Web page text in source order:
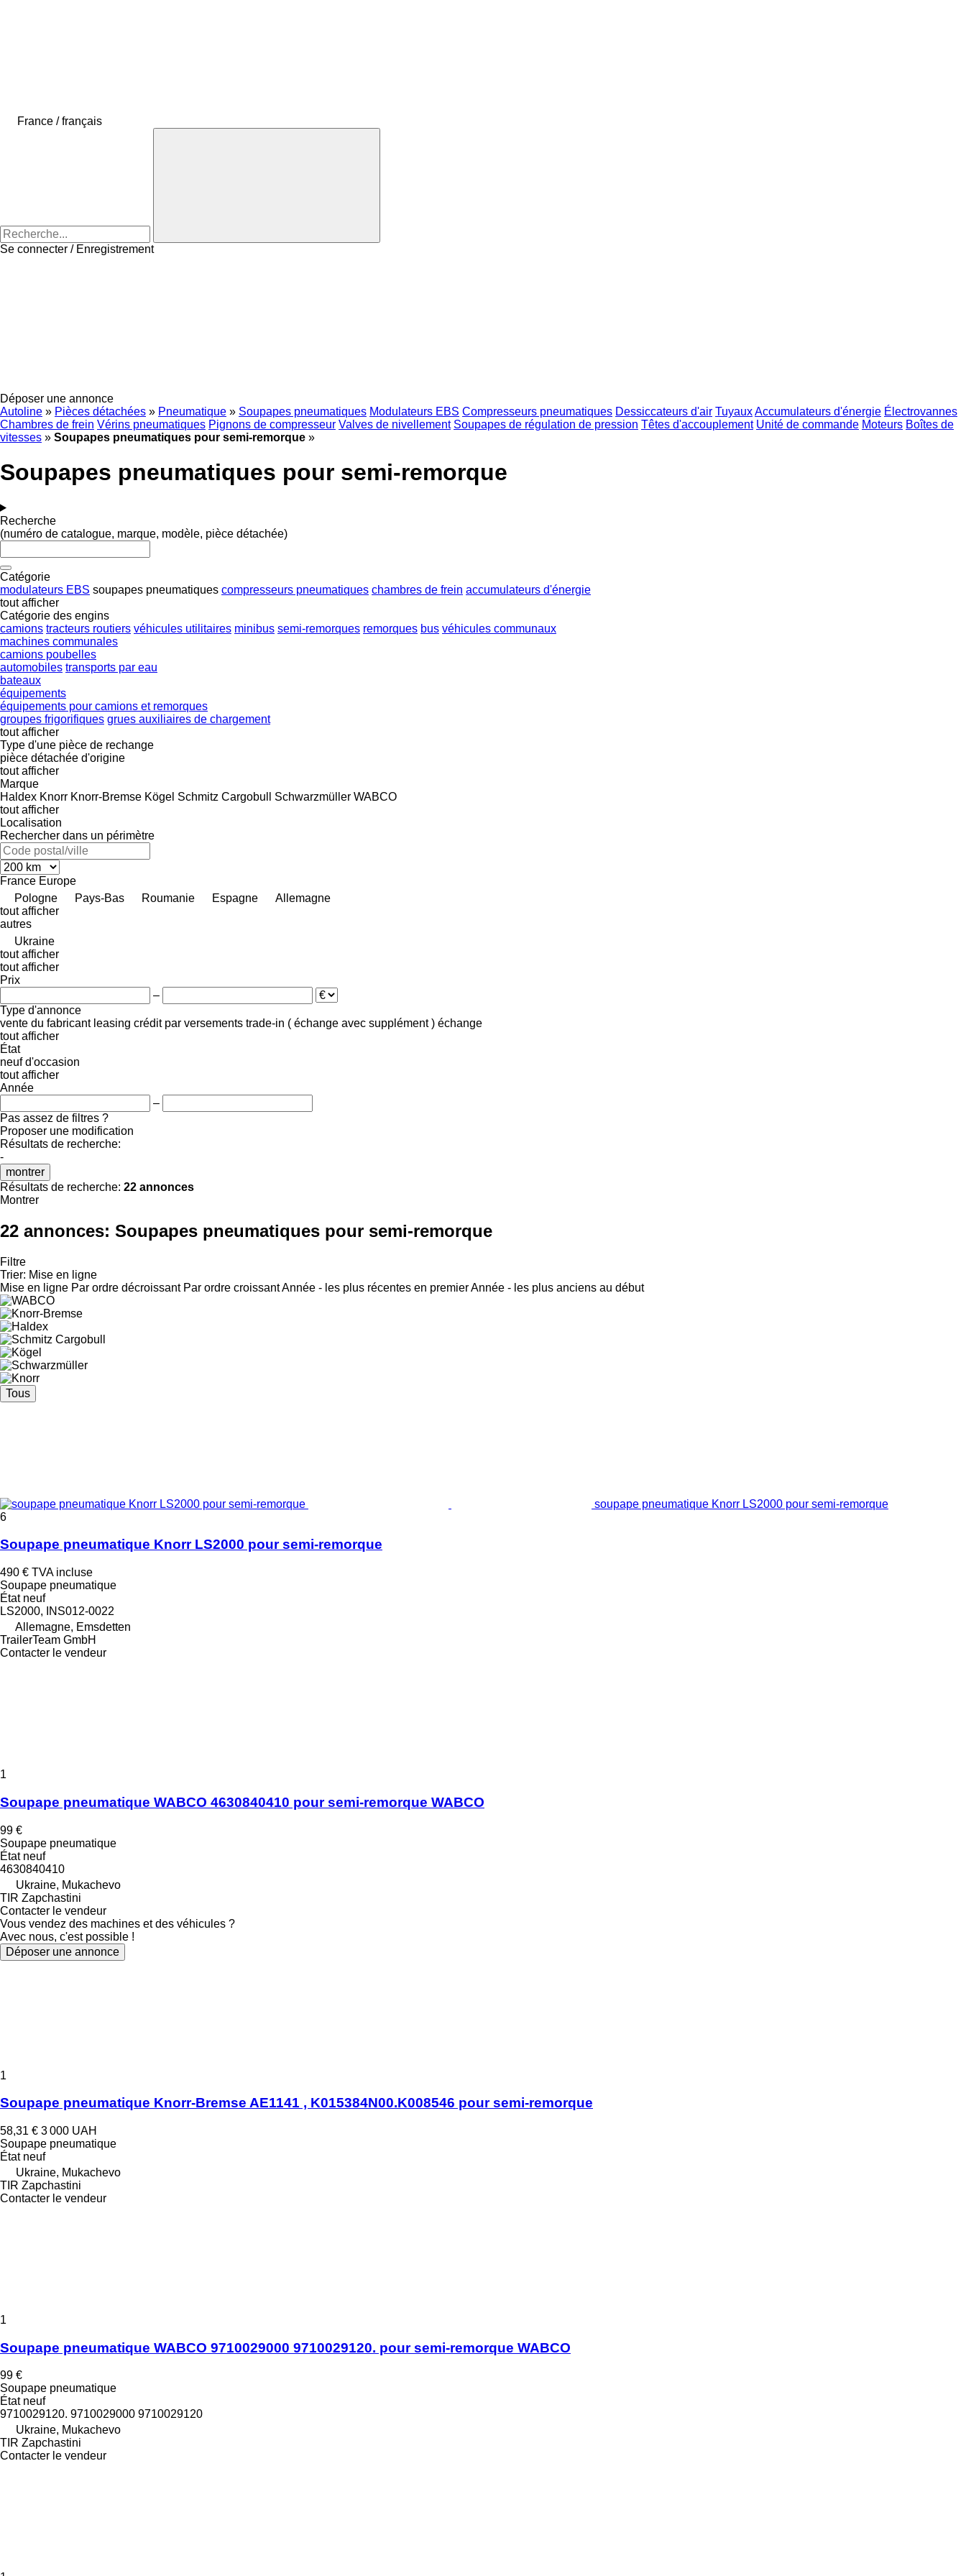
France / français
Se connecter / Enregistrement
Déposer une annonce
Autoline » Pièces détachées » Pneumatique » Soupapes pneumatiques Modulateurs EBS Compresseurs pneumatiques Dessiccateurs d'air TuyauxAccumulateurs d'énergie Électrovannes
Chambres de frein Vérins pneumatiques Pignons de compresseur Valves de nivellement Soupapes de régulation de pression Têtes d'accouplement Unité de commande Moteurs Boîtes de
vitesses » Soupapes pneumatiques pour semi-remorque »
Soupapes pneumatiques pour semi-remorque
Recherche
(numéro de catalogue, marque, modèle, pièce détachée)
Catégorie
modulateurs EBS soupapes pneumatiques compresseurs pneumatiques chambres de frein accumulateurs d'énergie
tout afficher
Catégorie des engins
camions tracteurs routiers véhicules utilitaires minibus semi-remorques remorques bus véhicules communaux
machines communales
camions poubelles
automobiles transports par eau
bateaux
équipements
équipements pour camions et remorques
groupes frigorifiques grues auxiliaires de chargement
tout afficher
Type d'une pièce de rechange
pièce détachée d'origine
tout afficher
Marque
Haldex Knorr Knorr-Bremse Kögel Schmitz Cargobull Schwarzmüller WABCO
tout afficher
Localisation
Rechercher dans un périmètre
France Europe
Pologne
Pays-Bas Roumanie Espagne
Allemagne
tout afficher
autres
Ukraine
tout afficher
tout afficher
Prix
–
Type d'annonce
vente du fabricant leasing crédit par versements trade-in ( échange avec supplément ) échange
tout afficher
État
neuf d'occasion
tout afficher
Année
–
Pas assez de filtres ?
Proposer une modification
Résultats de recherche:
-
montrer
Résultats de recherche: 22 annonces
Montrer
22 annonces: Soupapes pneumatiques pour semi-remorque
Filtre
Trier: Mise en ligne
Mise en ligne Par ordre décroissant Par ordre croissantAnnée - les plus récentes en premierAnnée - les plus anciens au début
Tous
soupape pneumatique Knorr LS2000 pour semi-remorque
6
Soupape pneumatique Knorr LS2000 pour semi-remorque
490 € TVA incluse
Soupape pneumatique
Étatneuf
LS2000, INS012-0022
Allemagne, Emsdetten
TrailerTeam GmbH
Contacter le vendeur
1
Soupape pneumatique WABCO 4630840410 pour semi-remorque WABCO
99 €
Soupape pneumatique
Étatneuf
4630840410
Ukraine, Mukachevo
TIR Zapchastini
Contacter le vendeur
Vous vendez des machines et des véhicules ?
Avec nous, c'est possible !
Déposer une annonce
1
Soupape pneumatique Knorr-Bremse AE1141 , K015384N00.K008546 pour semi-remorque
58,31 € 3 000 UAH
Soupape pneumatique
Étatneuf
Ukraine, Mukachevo
TIR Zapchastini
Contacter le vendeur
1
Soupape pneumatique WABCO 9710029000 9710029120. pour semi-remorque WABCO
99 €
Soupape pneumatique
Étatneuf
9710029120. 9710029000 9710029120
Ukraine, Mukachevo
TIR Zapchastini
Contacter le vendeur